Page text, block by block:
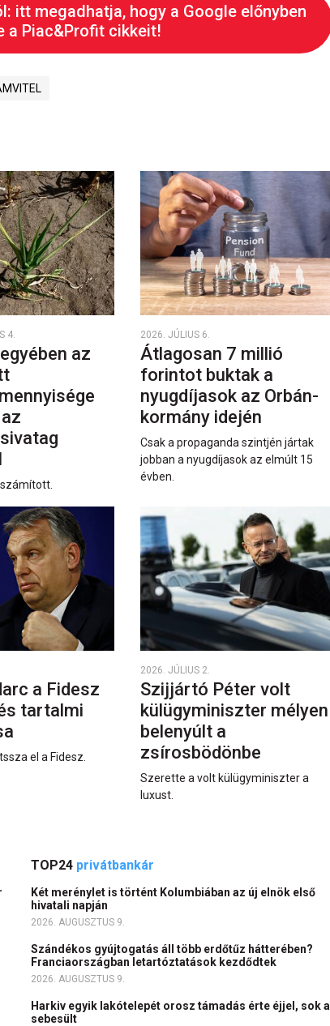
itt megadhatja, hogy a Google előnyben
a Piac&Profit cikkeit!
4.
az
2026. JÚLIUS 6.
Átlagosan 7 millió
forintot buktak a
nyugdíjasok az Orbán-
kormány idején
Csak a propaganda szintjén jártak
jobban a nyugdíjasok az elmúlt 15
évben.
a Fidesz
tartalmi
el a Fidesz.
2026. JÚLIUS 2.
Szijjártó Péter volt
külügyminiszter mélyen
belenyúlt a
zsírosbödönbe
Szerette a volt külügyminiszter a
luxust.
TOP24 privátbankár
Két merénylet is történt Kolumbiában az új elnök első
hivatali napján
2026. AUGUSZTUS 9.
Szándékos gyújtogatás áll több erdőtűz hátterében?
Franciaországban letartóztatások kezdődtek
2026. AUGUSZTUS 9.
Harkiv egyik lakótelepét orosz támadás érte éjjel, sok a
sebesült